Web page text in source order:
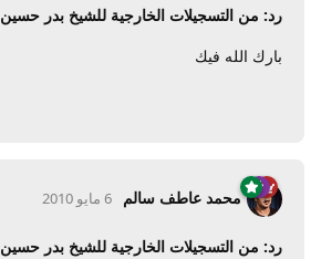
رد: من التسجيلات الخارجية للشيخ بدر حسين
بارك الله فيك
محمد عاطف سالم 6 مايو 2010
رد: من التسجيلات الخارجية للشيخ بدر حسين